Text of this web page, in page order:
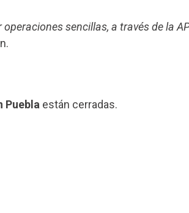
sencillas, a través de la
Puebla están cerradas.